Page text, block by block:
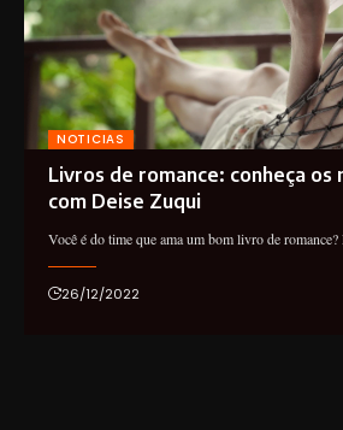
NOTICIAS
Livros de romance: conheça
com Deise Zuqui
Você é do time que ama um bom livro de
26/12/2022